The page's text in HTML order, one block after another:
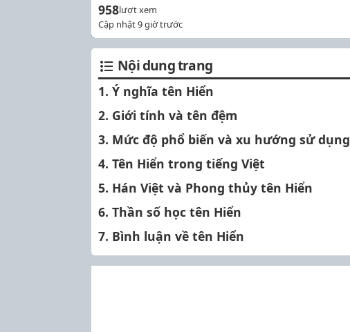
958lượt xem
Cập nhật 9 giờ trước
Nội dung trang
1. Ý nghĩa tên Hiển
2. Giới tính và tên đệm
3. Mức độ phổ biến và xu hướng sử dụng
4. Tên Hiển trong tiếng Việt
5. Hán Việt và Phong thủy tên Hiển
6. Thần số học tên Hiển
7. Bình luận về tên Hiển